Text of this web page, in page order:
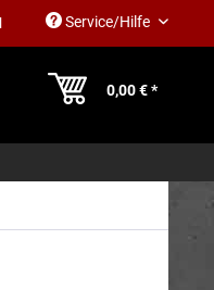
Service/Hilfe
0,00 € *